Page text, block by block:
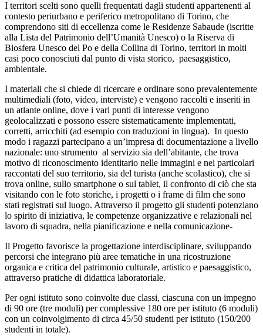
I territori scelti sono quelli frequentati dagli studenti appartenenti al
contesto periurbano e periferico metropolitano di Torino, che
comprendono siti di eccellenza come le Residenze Sabaude (iscritte
alla Lista del Patrimonio dell’Umanità Unesco) o la Riserva di
Biosfera Unesco del Po e della Collina di Torino, territori in molti
casi poco conosciuti dal punto di vista storico, paesaggistico,
ambientale.
I materiali che si chiede di ricercare e ordinare sono prevalentemente
multimediali (foto, video, interviste) e vengono raccolti e inseriti in
un atlante online, dove i vari punti di interesse vengono
geolocalizzati e possono essere sistematicamente implementati,
corretti, arricchiti (ad esempio con traduzioni in lingua). In questo
modo i ragazzi partecipano a un’impresa di documentazione a livello
nazionale: uno strumento al servizio sia dell’abitante, che trova
motivo di riconoscimento identitario nelle immagini e nei particolari
raccontati del suo territorio, sia del turista (anche scolastico), che si
trova online, sullo smartphone o sul tablet, il confronto di ciò che sta
visitando con le foto storiche, i progetti o i frame di film che sono
stati registrati sul luogo. Attraverso il progetto gli studenti potenziano
lo spirito di iniziativa, le competenze organizzative e relazionali nel
lavoro di squadra, nella pianificazione e nella comunicazione-
Il Progetto favorisce la progettazione interdisciplinare, sviluppando
percorsi che integrano più aree tematiche in una ricostruzione
organica e critica del patrimonio culturale, artistico e paesaggistico,
attraverso pratiche di didattica laboratoriale.
Per ogni istituto sono coinvolte due classi, ciascuna con un impegno
di 90 ore (tre moduli) per complessive 180 ore per istituto (6 moduli)
con un coinvolgimento di circa 45/50 studenti per istituto (150/200
studenti in totale).